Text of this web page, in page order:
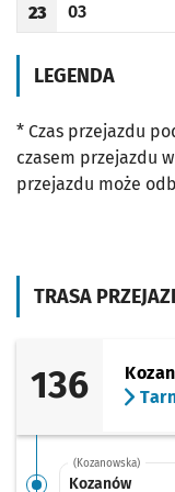
TRASA
136
(Kozanowska)
Kozanów
Godzina odjazdu
23
Odjazd
03
minut po
LEGENDA
* Czas przejazdu
czasem przejazdu
przejazdu może